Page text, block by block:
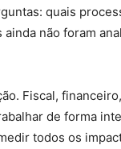
quais
não foram
Fiscal,
de forma
todos os